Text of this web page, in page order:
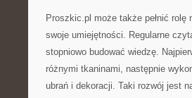
Proszkic.pl może także pełnić
swoje umiejętności. Regularne
stopniowo budować wiedzę.
różnymi tkaninami, następnie
ubrań i dekoracji. Taki rozwój jest